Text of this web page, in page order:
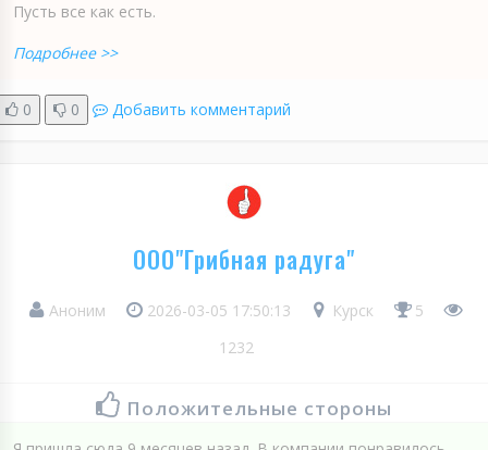
Пусть все как есть.
Подробнее >>
0 0 Добавить комментарий
ООО"Грибная радуга"
Аноним 2026-03-05 17:50:13 Курск
5
1232
Положительные стороны